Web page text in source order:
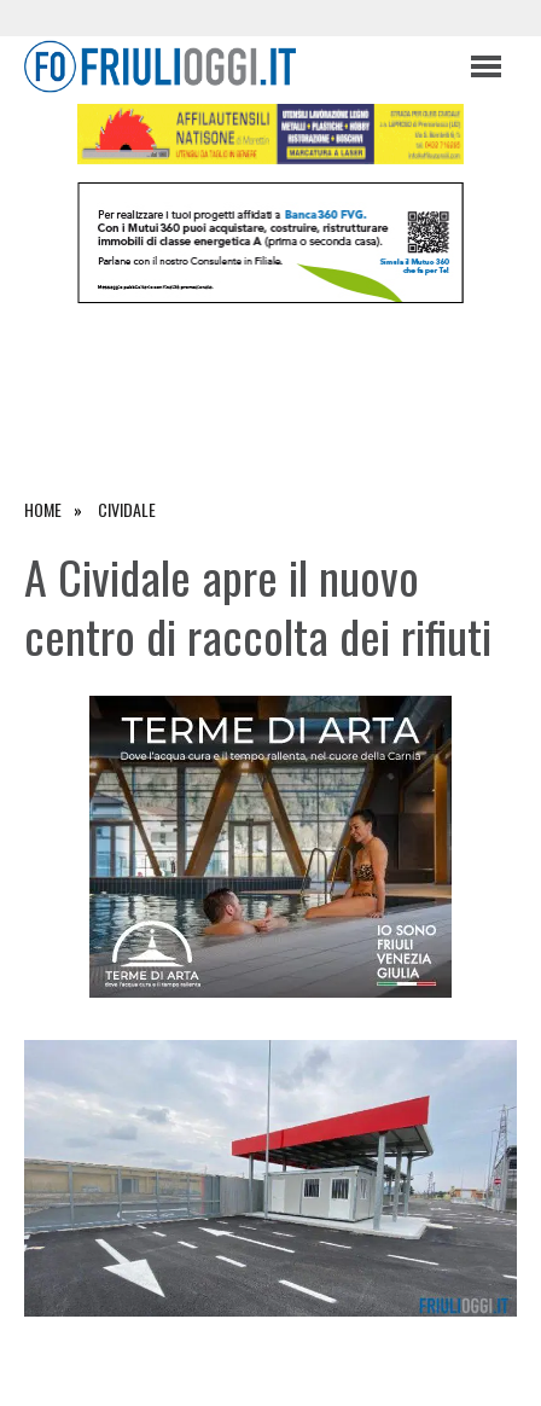
HOME CIVIDALE
A Cividale apre il nuovo
centro di raccolta dei rifiuti